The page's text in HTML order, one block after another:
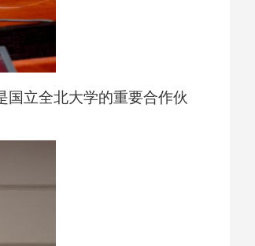
国立全北大学的重要合作伙